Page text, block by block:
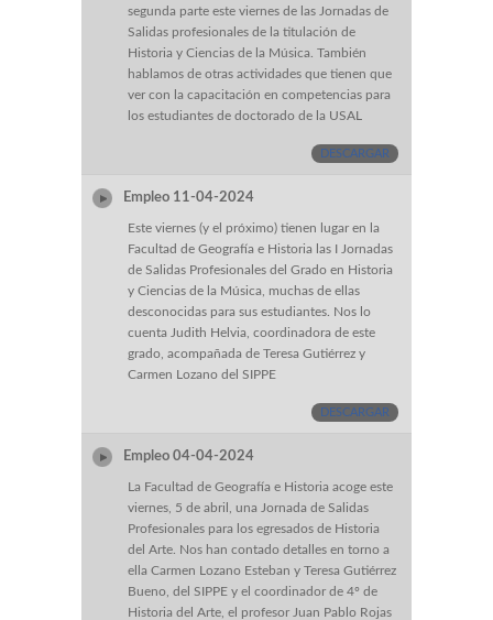
segunda parte este viernes de las Jornadas de
Salidas profesionales de la titulación de
Historia y Ciencias de la Música. También
hablamos de otras actividades que tienen que
ver con la capacitación en competencias para
los estudiantes de doctorado de la USAL
DESCARGAR
Empleo 11-04-2024
Este viernes (y el próximo) tienen lugar en la
Facultad de Geografía e Historia las I Jornadas
de Salidas Profesionales del Grado en Historia
y Ciencias de la Música, muchas de ellas
desconocidas para sus estudiantes. Nos lo
cuenta Judith Helvia, coordinadora de este
grado, acompañada de Teresa Gutiérrez y
Carmen Lozano del SIPPE
DESCARGAR
Empleo 04-04-2024
La Facultad de Geografía e Historia acoge este
viernes, 5 de abril, una Jornada de Salidas
Profesionales para los egresados de Historia
del Arte. Nos han contado detalles en torno a
ella Carmen Lozano Esteban y Teresa Gutiérrez
Bueno, del SIPPE y el coordinador de 4º de
Historia del Arte, el profesor Juan Pablo Rojas